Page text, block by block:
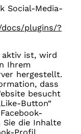
Social-Media-
plugins/?
aktiv ist, wird
Ihrem
hergestellt.
dass
besucht
Button“
Sie die Inhalte